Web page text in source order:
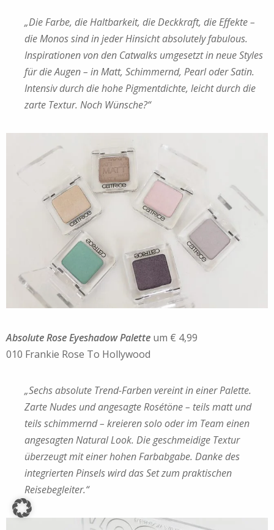
„Die Farbe, die Haltbarkeit, die Deckkraft, die Effekte –
die Monos sind in jeder Hinsicht absolutely fabulous.
Inspirationen von den Catwalks umgesetzt in neue Styles
für die Augen – in Matt, Schimmernd, Pearl oder Satin.
Intensiv durch die hohe Pigmentdichte, leicht durch die
zarte Textur. Noch Wünsche?“
Absolute Rose Eyeshadow Palette um € 4,99
010 Frankie Rose To Hollywood
„Sechs absolute Trend-Farben vereint in einer Palette.
Zarte Nudes und angesagte Rosétöne – teils matt und
teils schimmernd – kreieren solo oder im Team einen
angesagten Natural Look. Die geschmeidige Textur
überzeugt mit einer hohen Farbabgabe. Danke des
integrierten Pinsels wird das Set zum praktischen
Reisebegleiter.“